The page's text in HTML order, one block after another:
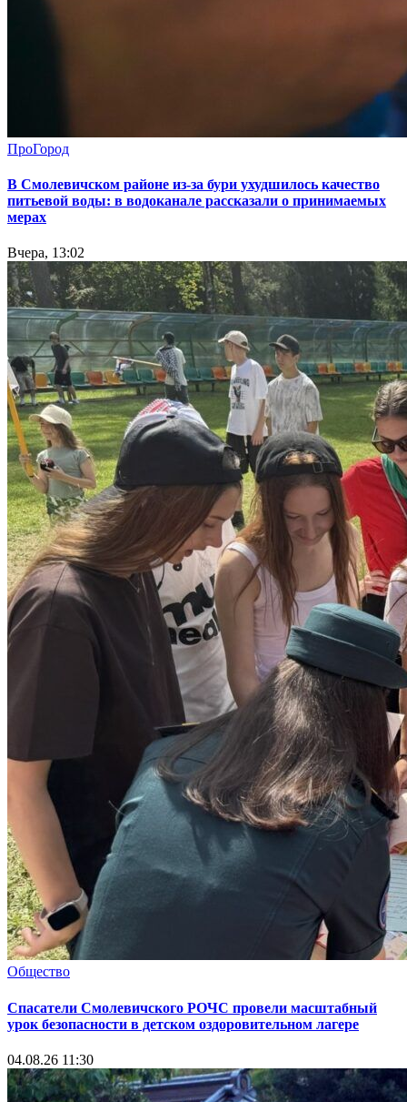
ПроГород
В Смолевичском районе из‑за бури ухудшилось качество
питьевой воды: в водоканале рассказали о принимаемых
мерах
Вчера, 13:02
Общество
Спасатели Смолевичского РОЧС провели масштабный
урок безопасности в детском оздоровительном лагере
04.08.26 11:30